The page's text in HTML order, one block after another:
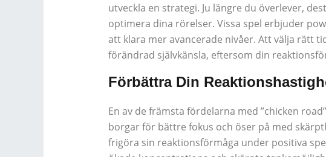
utveckla en strategi. Ju längre du överlever,
optimera dina rörelser. Vissa spel erbjuder
att klara mer avancerade nivåer. Att välja rätt
förändrad självkänsla, eftersom din
Förbättra Din
En av de främsta fördelarna med ”chicken
borgar för bättre fokus och öser på med
frigöra sin reaktionsförmåga under positiva